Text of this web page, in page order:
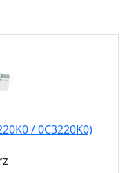
/ 0C3220K0)